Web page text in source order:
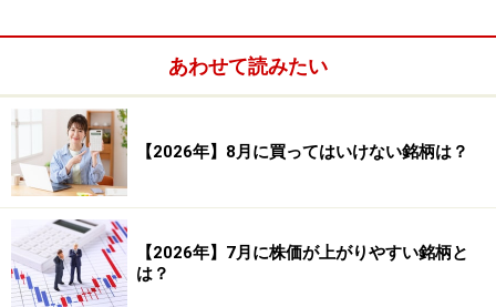
あわせて読みたい
【2026年】8月に買ってはいけない銘柄は？
【2026年】7月に株価が上がりやすい銘柄と
は？